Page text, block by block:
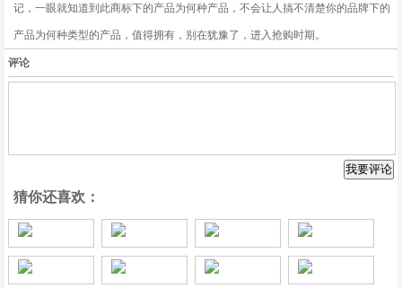
记，一眼就知道到此商标下的产品为何种产品，不会让人搞不清楚你的品牌下的
产品为何种类型的产品，值得拥有，别在犹豫了，进入抢购时期。
评论
猜你还喜欢：